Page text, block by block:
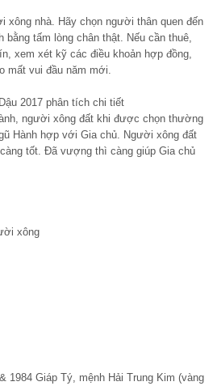
xông nhà. Hãy chọn người thân quen đến
tấm lòng chân thật. Nếu cần thuê,
xem xét kỹ các điều khoản hợp đồng,
mất vui đầu năm mới.
2017 phân tích chi tiết
người xông đất khi được chọn thường
Hành hợp với Gia chủ. Người xông đất
tốt. Đã vượng thì càng giúp Gia chủ
xông
1984 Giáp Tý, mệnh Hải Trung Kim (vàng